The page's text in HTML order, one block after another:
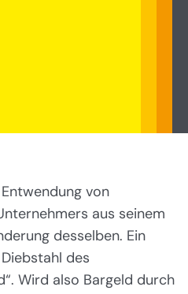
von
aus seinem
desselben. Ein
des
Wird also Bargeld durch